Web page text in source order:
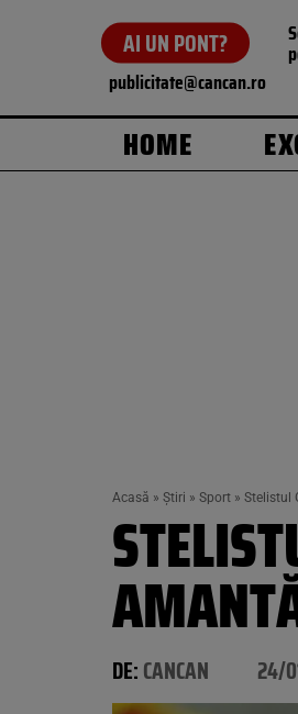
AI UN PONT?
publicitate@cancan.ro
HOME
Acasă » Știri » Sport » Stelistul
DE:CANCAN 24/